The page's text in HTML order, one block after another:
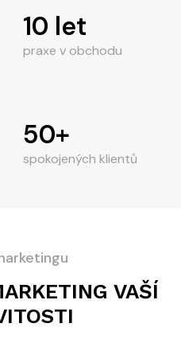
10 let
praxe v obchodu
50+
spokojených klientů
VAŠÍ